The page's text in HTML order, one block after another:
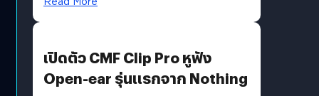
เปิดตัว CMF Clip Pro หูฟัง
Open-ear รุ่นแรกจาก Nothing